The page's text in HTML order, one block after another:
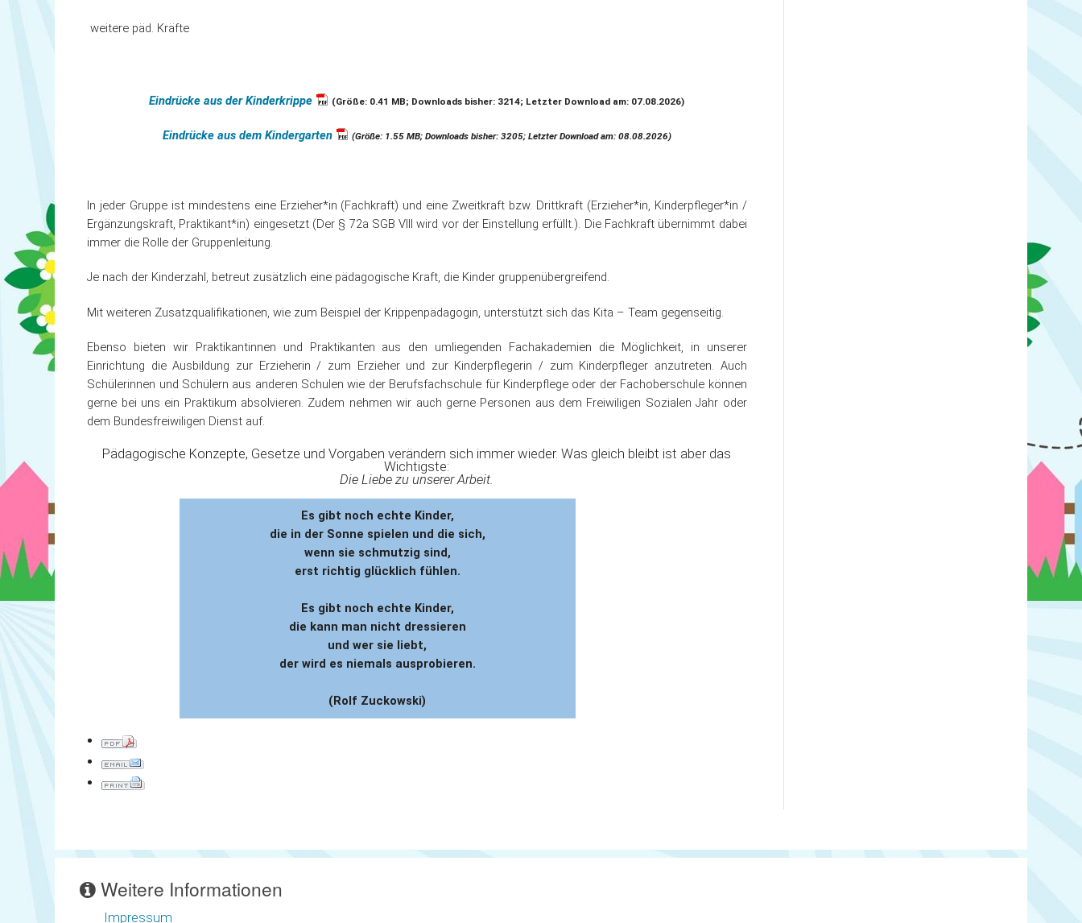
weitere päd. Kräfte
Eindrücke aus der Kinderkrippe (Größe: 0.41 MB; Downloads bisher: 3214; Letzter Download am: 07.08.2026)
Eindrücke aus dem Kindergarten (Größe: 1.55 MB; Downloads bisher: 3205; Letzter Download am: 08.08.2026)
In jeder Gruppe ist mindestens eine Erzieher*in (Fachkraft) und eine Zweitkraft bzw. Drittkraft (Erzieher*in, Kinderpfleger*in /
Ergänzungskraft, Praktikant*in) eingesetzt (Der § 72a SGB VIII wird vor der Einstellung erfüllt.). Die Fachkraft übernimmt dabei
immer die Rolle der Gruppenleitung.
Je nach der Kinderzahl, betreut zusätzlich eine pädagogische Kraft, die Kinder gruppenübergreifend.
Mit weiteren Zusatzqualifikationen, wie zum Beispiel der Krippenpädagogin, unterstützt sich das Kita – Team gegenseitig.
Ebenso bieten wir Praktikantinnen und Praktikanten aus den umliegenden Fachakademien die Möglichkeit, in unserer
Einrichtung die Ausbildung zur Erzieherin / zum Erzieher und zur Kinderpflegerin / zum Kinderpfleger anzutreten. Auch
Schülerinnen und Schülern aus anderen Schulen wie der Berufsfachschule für Kinderpflege oder der Fachoberschule können
gerne bei uns ein Praktikum absolvieren. Zudem nehmen wir auch gerne Personen aus dem Freiwiligen Sozialen Jahr oder
dem Bundesfreiwiligen Dienst auf.
Pädagogische Konzepte, Gesetze und Vorgaben verändern sich immer wieder. Was gleich bleibt ist aber das
Wichtigste:
Die Liebe zu unserer Arbeit.
Es gibt noch echte Kinder,
die in der Sonne spielen und die sich,
wenn sie schmutzig sind,
erst richtig glücklich fühlen.
Es gibt noch echte Kinder,
die kann man nicht dressieren
und wer sie liebt,
der wird es niemals ausprobieren.
(Rolf Zuckowski)
Weitere Informationen
Impressum